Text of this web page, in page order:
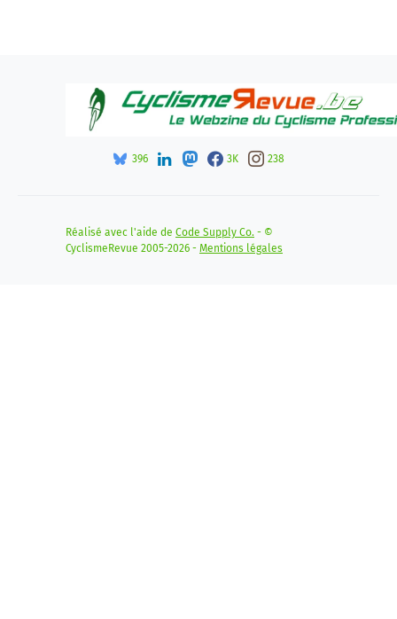
396 3K 238
Réalisé avec l'aide de Code Supply Co. - ©
CyclismeRevue 2005-2026 - Mentions légales